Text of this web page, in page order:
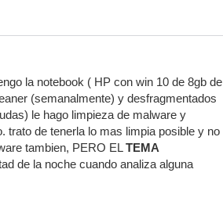
la notebook ( HP con win 10 de 8gb de
(semanalmente) y desfragmentados
le hago limpieza de malware y
trato de tenerla lo mas limpia posible y no
tambien, PERO ELTEMA
de la noche cuando analiza alguna